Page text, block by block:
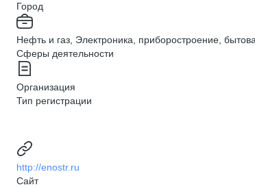
Город
Нефть и газ, Электроника, приборостроение,
Сферы деятельности
Организация
Тип регистрации
http://enostr.ru
Сайт